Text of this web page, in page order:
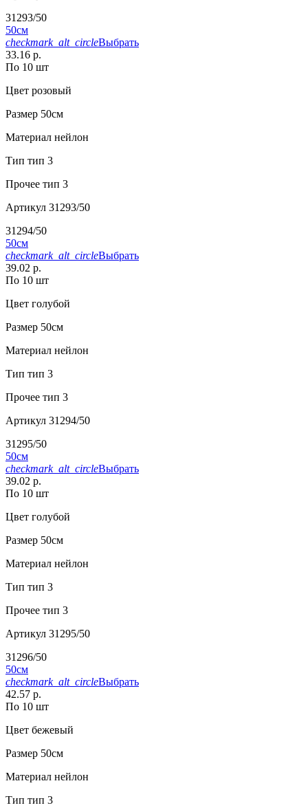
31293/50
50см
checkmark_alt_circleВыбрать
33.16 р.
По 10 шт
Цвет розовый
Размер 50см
Материал нейлон
Тип тип 3
Прочее тип 3
Артикул 31293/50
31294/50
50см
checkmark_alt_circleВыбрать
39.02 р.
По 10 шт
Цвет голубой
Размер 50см
Материал нейлон
Тип тип 3
Прочее тип 3
Артикул 31294/50
31295/50
50см
checkmark_alt_circleВыбрать
39.02 р.
По 10 шт
Цвет голубой
Размер 50см
Материал нейлон
Тип тип 3
Прочее тип 3
Артикул 31295/50
31296/50
50см
checkmark_alt_circleВыбрать
42.57 р.
По 10 шт
Цвет бежевый
Размер 50см
Материал нейлон
Тип тип 3